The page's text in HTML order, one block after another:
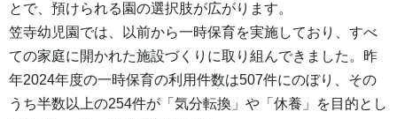
とで、預けられる園の選択肢が広がります。
笠寺幼児園では、以前から一時保育を実施しており、すべ
ての家庭に開かれた施設づくりに取り組んできました。昨
年2024年度の一時保育の利用件数は507件にのぼり、その
うち半数以上の254件が「気分転換」や「休養」を目的とし